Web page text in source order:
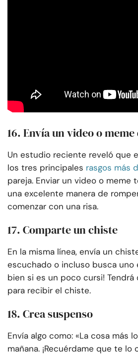
16. Envía un video o
Un estudio reciente reveló que
los tres principales rasgos más
pareja. Enviar un video o meme
una excelente manera de
comenzar con una risa.
17. Comparte un chiste
En la misma línea, envía un
escuchado o incluso busca uno
bien si es un poco cursi!
para recibir el chiste.
18. Crea suspenso
Envía algo como: «La cosa más
mañana. ¡Recuérdame que te lo